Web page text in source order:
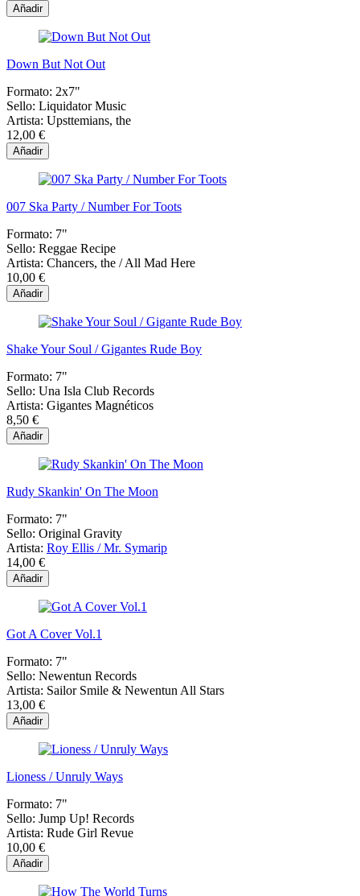
Añadir
Down But Not Out
Formato: 2x7"
Sello: Liquidator Music
Artista: Upsttemians, the
12,00 €
Añadir
007 Ska Party / Number For Toots
Formato: 7"
Sello: Reggae Recipe
Artista: Chancers, the / All Mad Here
10,00 €
Añadir
Shake Your Soul / Gigantes Rude Boy
Formato: 7"
Sello: Una Isla Club Records
Artista: Gigantes Magnéticos
8,50 €
Añadir
Rudy Skankin' On The Moon
Formato: 7"
Sello: Original Gravity
Artista: Roy Ellis / Mr. Symarip
14,00 €
Añadir
Got A Cover Vol.1
Formato: 7"
Sello: Newentun Records
Artista: Sailor Smile & Newentun All Stars
13,00 €
Añadir
Lioness / Unruly Ways
Formato: 7"
Sello: Jump Up! Records
Artista: Rude Girl Revue
10,00 €
Añadir